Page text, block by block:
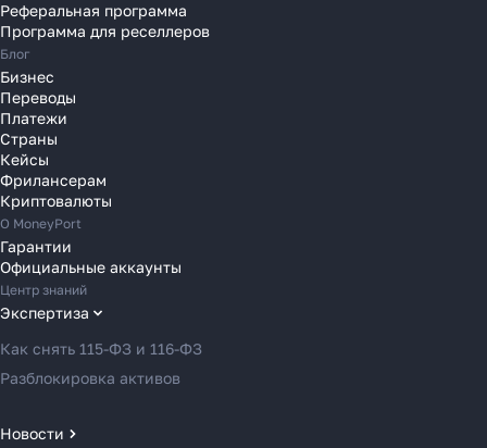
Переводы в Румынию
Переводы в Сербию
Переводы в Словакию
Переводы в Словению
Переводы в Финляндию
Переводы в Францию
Переводы в Хорватию
Переводы в Черногорию
Переводы в Чехию
Переводы в Швейцарию
Переводы в Эстонию
Переводы в Азербайджан
Переводы в Армению
Переводы в Турцию
Реферальная программа
Программа для реселлеров
Блог
Бизнес
Переводы
Платежи
Страны
Кейсы
Фрилансерам
Криптовалюты
О MoneyPort
Гарантии
Официальные аккаунты
Центр знаний
Экспертиза
Как снять 115-ФЗ и 116-ФЗ
Разблокировка активов
Новости